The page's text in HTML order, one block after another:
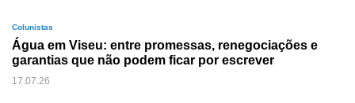
Colunistas
Água em Viseu: entre promessas, renegociações e
garantias que não podem ficar por escrever
17.07.26